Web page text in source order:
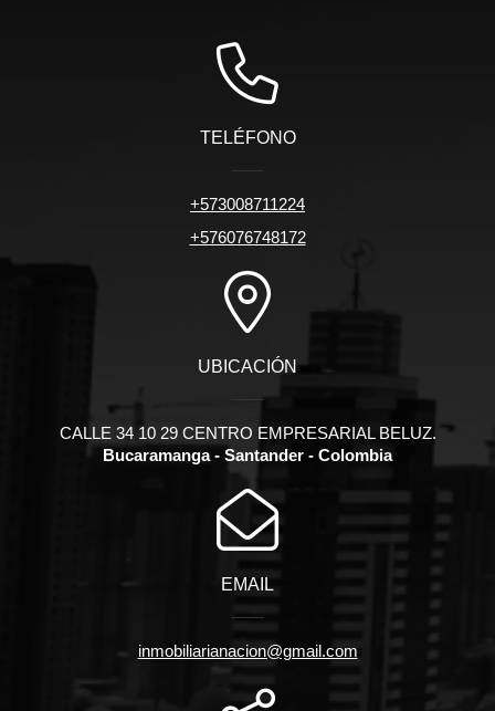
TELÉFONO
+573008711224
+576076748172
UBICACIÓN
CALLE 34 10 29 CENTRO EMPRESARIAL BELUZ.
Bucaramanga - Santander - Colombia
EMAIL
inmobiliarianacion@gmail.com